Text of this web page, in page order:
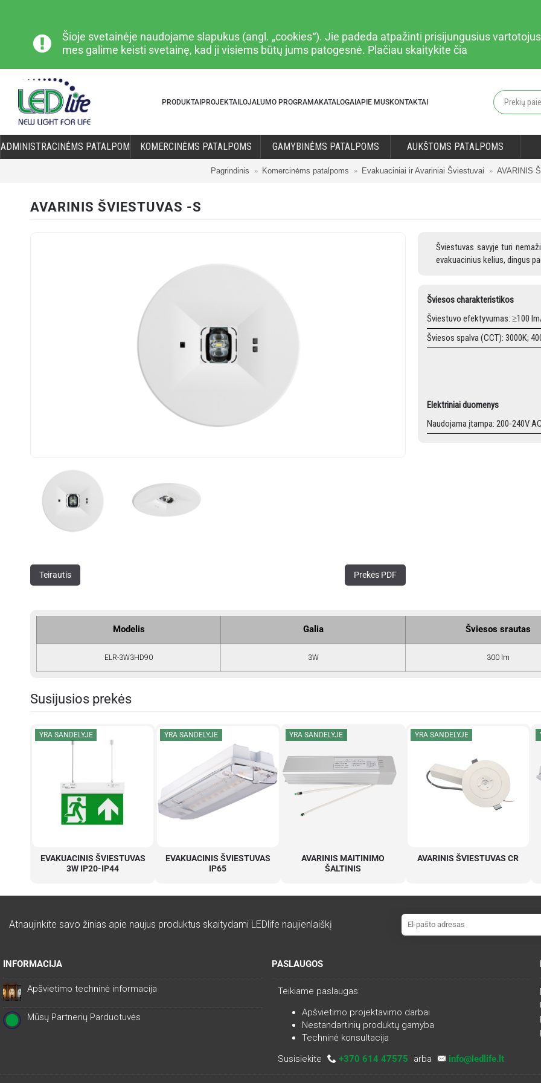
Šioje svetainėje naudojame slapukus (angl. „cookies“). Jie padeda atpažinti prisijungusius
mes galime keisti svetainę, kad ji visiems būtų jums patogesnė. Plačiau skaitykite čia
PRODUKTAI PROJEKTAI LOJALUMO PROGRAMAKATALOGAI APIE MUSKONTAKTAI
ADMINISTRACINĖMS PATALPOMS KOMERCINĖMS PATALPOMS GAMYBINĖMS PATALPOMS AUKŠTOMS PATALPOMS
Pagrindinis Komercinėms patalpoms Evakuaciniai ir Avariniai Šviestuvai AVARINIS
AVARINIS ŠVIESTUVAS -S
Teirautis Prekės PDF
Šviestuvas savyje turi
evakuacinius kelius, dingus
Šviesos charakteristikos
Šviestuvo efektyvumas: ≥100
Šviesos spalva (CCT): 3000K;
Elektriniai duomenys
Naudojama įtampa: 200-240V AC
Modelis Galia Šviesos srautas
ELR-3W3HD90 3W 300 lm
Susijusios prekės
YRA SANDELYJE
EVAKUACINIS ŠVIESTUVAS
3W IP20-IP44
YRA SANDELYJE
EVAKUACINIS ŠVIESTUVAS
IP65
YRA SANDELYJE
AVARINIS MAITINIMO
ŠALTINIS
YRA SANDELYJE
AVARINIS ŠVIESTUVAS CR
Atnaujinkite savo žinias apie naujus produktus skaitydami LEDlife naujienlaiškį
INFORMACIJA
Apšvietimo techninė informacija
Mūsų Partnerių Parduotuvės
PASLAUGOS
Teikiame paslaugas:
Apšvietimo projektavimo darbai
Nestandartinių produktų gamyba
Techninė konsultacija
Susisiekite
+370 614 47575 arba info@ledlife.lt